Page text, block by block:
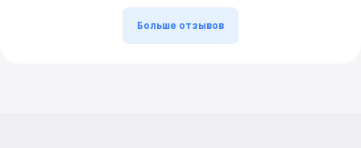
Больше отзывов